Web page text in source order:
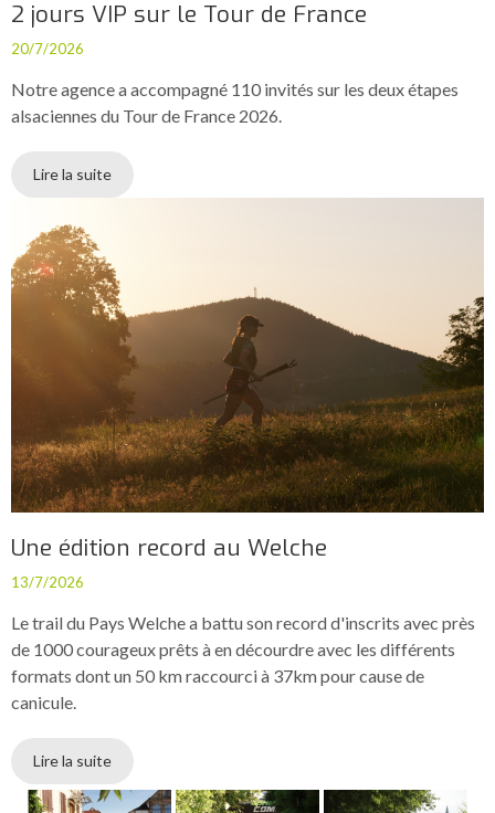
2 jours VIP sur le Tour de France
20/7/2026
Notre agence a accompagné 110 invités sur les deux étapes
alsaciennes du Tour de France 2026.
Lire la suite
Une édition record au Welche
13/7/2026
Le trail du Pays Welche a battu son record d'inscrits avec près
de 1000 courageux prêts à en décourdre avec les différents
formats dont un 50 km raccourci à 37km pour cause de
canicule.
Lire la suite